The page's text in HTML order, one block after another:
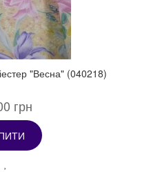
"Весна" (040218)
грн